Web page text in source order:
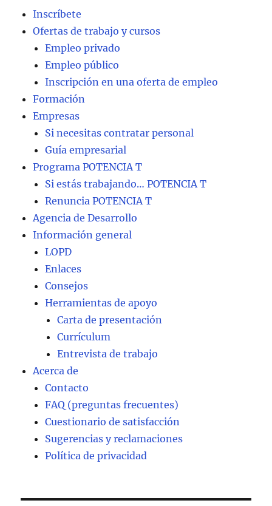
Inscríbete
Ofertas de trabajo y cursos
Empleo privado
Empleo público
Inscripción en una oferta de empleo
Formación
Empresas
Si necesitas contratar personal
Guía empresarial
Programa POTENCIA T
Si estás trabajando… POTENCIA T
Renuncia POTENCIA T
Agencia de Desarrollo
Información general
LOPD
Enlaces
Consejos
Herramientas de apoyo
Carta de presentación
Currículum
Entrevista de trabajo
Acerca de
Contacto
FAQ (preguntas frecuentes)
Cuestionario de satisfacción
Sugerencias y reclamaciones
Política de privacidad